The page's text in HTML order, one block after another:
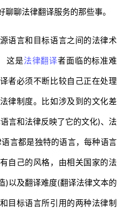
聊聊法律翻译服务的那些事。
言和目标语言之间的法律术
这是法律翻译者面临的标准难
者必须不断比较自己正在处理
律制度。比如涉及到的文化差
言和法律反映了它的文化)、法
言都是独特的语言，每种语言
自己的风格，由相关国家的法
)以及翻译难度(翻译法律文本的
目标语言所引用的两种法律制